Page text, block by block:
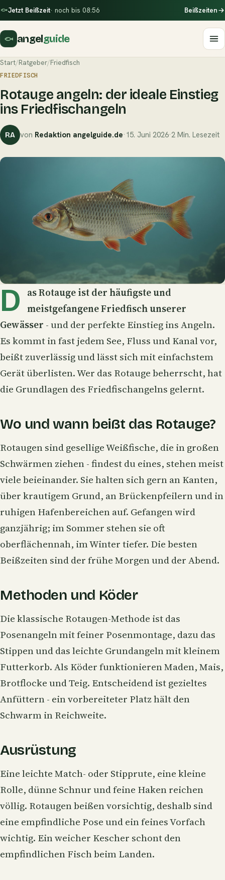
Jetzt Beißzeit· noch bis 08:56 Beißzeiten
angelguide
Start/Ratgeber/Friedfisch
FRIEDFISCH
Rotauge angeln: der ideale Einstieg
ins Friedfischangeln
RA von Redaktion angelguide.de· 15. Juni 2026·2 Min. Lesezeit
D
as Rotauge ist der häufigste und
meistgefangene Friedfisch unserer
Gewässer - und der perfekte Einstieg ins Angeln.
Es kommt in fast jedem See, Fluss und Kanal vor,
beißt zuverlässig und lässt sich mit einfachstem
Gerät überlisten. Wer das Rotaugebeherrscht, hat
die Grundlagen des Friedfischangelns gelernt.
Wo und wann beißt das Rotauge?
Rotaugen sind geselligeWeißfische, die in großen
Schwärmen ziehen - findest du eines, stehen meist
viele beieinander. Sie halten sich gern an Kanten,
über krautigem Grund, an Brückenpfeilern und in
ruhigen Hafenbereichen auf. Gefangen wird
ganzjährig; im Sommer stehen sie oft
oberflächennah, im Winter tiefer. Die besten
Beißzeitensind der frühe Morgen und der Abend.
Methoden und Köder
Die klassische Rotaugen-Methode ist das
Posenangelnmit feiner Posenmontage, dazu das
Stippenund das leichte Grundangelnmit kleinem
Futterkorb. Als Köder funktionierenMaden,Mais,
Brotflocke und Teig. Entscheidend ist gezieltes
Anfüttern- ein vorbereiteter Platz hält den
Schwarm in Reichweite.
Ausrüstung
Eine leichte Match- oder Stipprute, eine kleine
Rolle, dünne Schnur und feine Haken reichen
völlig. Rotaugen beißen vorsichtig, deshalb sind
eine empfindliche Pose und ein feines Vorfach
wichtig. Ein weicher Kescher schont den
empfindlichen Fisch beim Landen.